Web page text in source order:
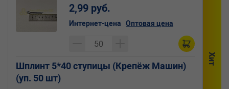
Хит
Шплинт 5*40 ступицы (Крепёж Машин)
(уп. 50 шт)
2,99 руб.
Интернет-цена Оптовая цена